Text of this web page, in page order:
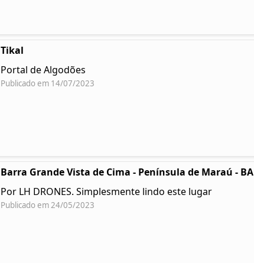
Tikal
Portal de Algodões
Publicado em 14/07/2023
Barra Grande Vista de Cima - Península de Maraú - BA
Por LH DRONES. Simplesmente lindo este lugar
Publicado em 24/05/2023